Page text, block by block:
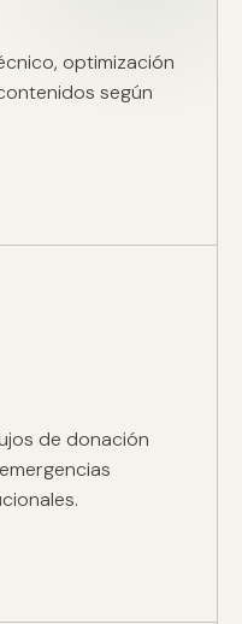
optimización
según
de donación